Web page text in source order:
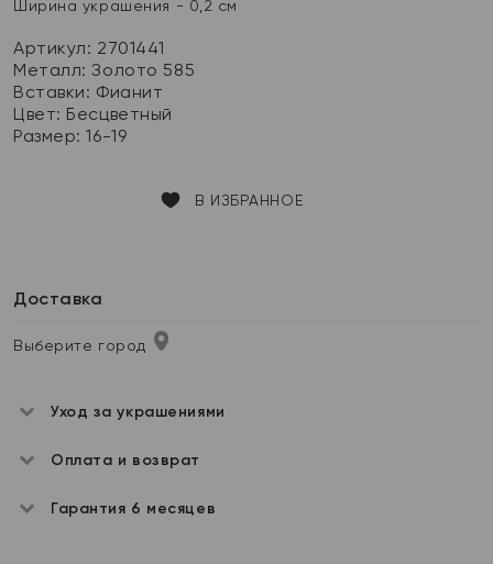
Ширина украшения - 0,2 см
Артикул: 2701441
Металл:Золото 585
Вставки: Фианит
Цвет: Бесцветный
Размер:16-19
В ИЗБРАННОЕ
Доставка
Выберите город
Уход за украшениями
Оплата и возврат
Гарантия 6 месяцев